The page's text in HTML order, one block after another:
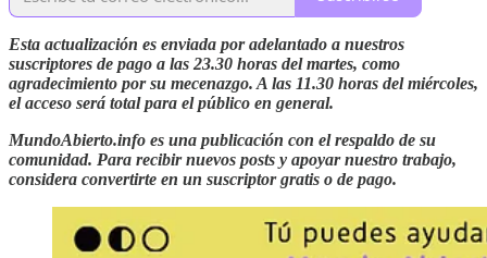
Esta actualización es enviada por adelantado a nuestros
suscriptores de pago a las 23.30 horas del martes, como
agradecimiento por su mecenazgo. A las 11.30 horas del miércoles,
el acceso será total para el público en general.
MundoAbierto.info es una publicación con el respaldo de su
comunidad. Para recibir nuevos posts y apoyar nuestro trabajo,
considera convertirte en un suscriptor gratis o de pago.